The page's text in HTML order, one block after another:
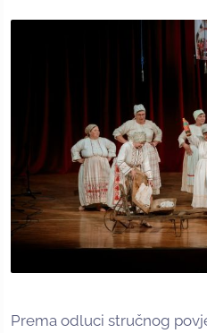
Prema odluci stručnog